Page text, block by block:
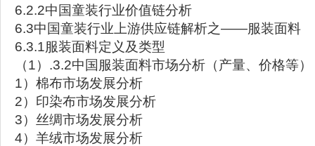
6.2.2中国童装行业价值链分析
6.3中国童装行业上游供应链解析之——服装面料
6.3.1服装面料定义及类型
（1）.3.2中国服装面料市场分析（产量、价格等）
1）棉布市场发展分析
2）印染布市场发展分析
3）丝绸市场发展分析
4）羊绒市场发展分析